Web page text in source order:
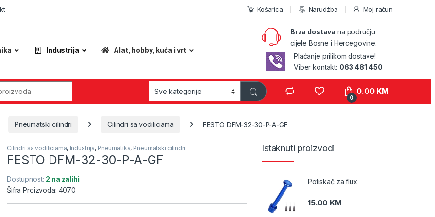
Košarica Narudžba Moj račun
Industrija Alat, hobby, kuća i vrt
Brza dostava na području
cijele Bosne i Hercegovine.
Plaćanje prilikom dostave!
Viber kontakt: 063 481 450
0
0.00 KM
Pneumatski cilindri Cilindri sa vodiliciama FESTO DFM-32-30-P-A-GF
Cilindri sa vodiliciama, Industrija, Pneumatika, Pneumatski cilindri
FESTO DFM-32-30-P-A-GF
Dostupnost: 2 na zalihi
Šifra Proizvoda: 4070
Istaknuti proizvodi
Potiskač za flux
15.00 KM